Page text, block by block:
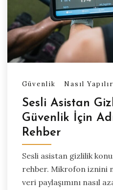
Güvenlik Nasıl Yapılır
Sesli Asistan
Güvenlik İçin
Rehber
Sesli asistan gizlilik
rehber. Mikrofon iznini
veri paylaşımını nasıl